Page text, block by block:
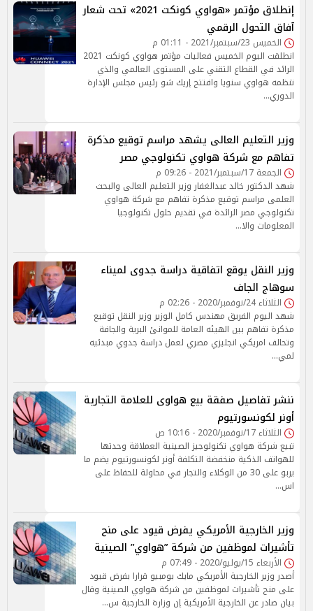
إنطلاق مؤتمر «هواوي كونكت 2021» تحت شعار
آفاق التحول الرقمي
الخميس 23/سبتمبر/2021 - 01:11 م
انطلقت اليوم الخميس فعاليات مؤتمر هواوي كونكت 2021
الرائد في القطاع التقني على المستوى العالمي والذي
تنظمه هواوي سنويا وافتتح إريك شو رئيس مجلس الإدارة
الدوري…
وزير التعليم العالى يشهد مراسم توقيع مذكرة
تفاهم مع شركة هواوي تكنولوجي مصر
الجمعة 17/سبتمبر/2021 - 09:26 م
شهد الدكتور خالد عبدالغفار وزير التعليم العالى والبحث
العلمى مراسم توقيع مذكرة تفاهم مع شركة هواوي
تكنولوجي مصر الرائدة في تقديم حلول تكنولوجيا
المعلومات والا…
وزير النقل يوقع اتفاقية دراسة جدوى لميناء
سوهاج الجاف
الثلاثاء 24/نوفمبر/2020 - 02:26 م
شهد اليوم الفريق مهندس كامل الوزير وزير النقل توقيع
مذكرة تفاهم بين الهيئه العامة للموانئ البرية والجافة
وتحالف امريكي انجليزي مصري لعمل دراسة جدوي مبدئيه
لمي…
ننشر تفاصيل صفقة بيع هواوى للعلامة التجارية
أونر لكونسورتيوم
الثلاثاء 17/نوفمبر/2020 - 10:16 ص
تبيع شركة هواوي تكنولوجيز الصينية العملاقة وحدتها
للهواتف الذكية منخفضة التكلفة أونر لكونسورتيوم يضم ما
يربو على 30 من الوكلاء والتجار في محاولة للحفاظ على
اس…
وزير الخارجية الأمريكي يفرض قيود على منح
تأشيرات لموظفين من شركة ”هواوي” الصينية
الأربعاء 15/يوليو/2020 - 07:49 م
أصدر وزير الخارجية الأمريكي مايك بومبيو قرارا بفرض قيود
على منح تأشيرات لموظفين من شركة هواوي الصينية وقال
بيان صادر عن الخارجية الأمريكية إن وزارة الخارجية س…